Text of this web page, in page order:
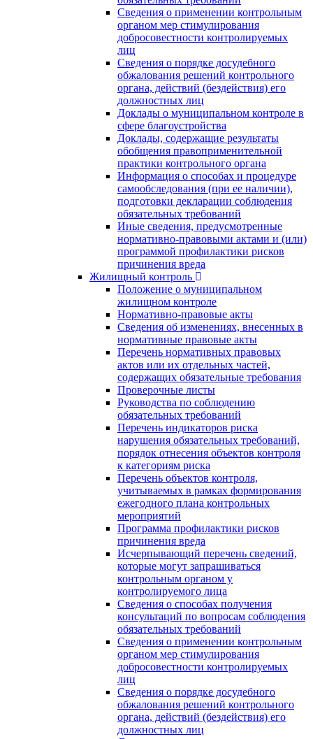
Сведения о применении контрольным
органом мер стимулирования
добросовестности контролируемых
лиц
Сведения о порядке досудебного
обжалования решений контрольного
органа, действий (бездействия) его
должностных лиц
Доклады о муниципальном контроле в
сфере благоустройства
Доклады, содержащие результаты
обобщения правоприменительной
практики контрольного органа
Информация о способах и процедуре
самообследования (при ее наличии),
подготовки декларации соблюдения
обязательных требований
Иные сведения, предусмотренные
нормативно-правовыми актами и (или)
программой профилактики рисков
причинения вреда
Жилищный контроль
Положение о муниципальном
жилищном контроле
Нормативно-правовые акты
Сведения об изменениях, внесенных в
нормативные правовые акты
Перечень нормативных правовых
актов или их отдельных частей,
содержащих обязательные требования
Проверочные листы
Руководства по соблюдению
обязательных требований
Перечень индикаторов риска
нарушения обязательных требований,
порядок отнесения объектов контроля
к категориям риска
Перечень объектов контроля,
учитываемых в рамках формирования
ежегодного плана контрольных
мероприятий
Программа профилактики рисков
причинения вреда
Исчерпывающий перечень сведений,
которые могут запрашиваться
контрольным органом у
контролируемого лица
Сведения о способах получения
консультаций по вопросам соблюдения
обязательных требований
Сведения о применении контрольным
органом мер стимулирования
добросовестности контролируемых
лиц
Сведения о порядке досудебного
обжалования решений контрольного
органа, действий (бездействия) его
должностных лиц